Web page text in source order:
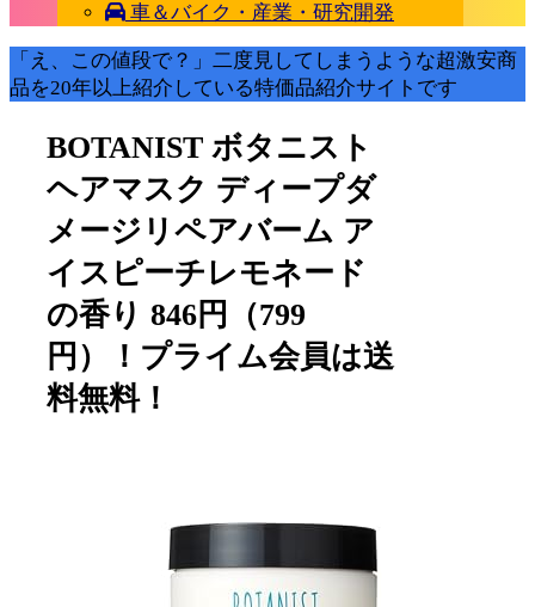
車＆バイク・産業・研究開発
「え、この値段で？」二度見してしまうような超激安商
品を20年以上紹介している特価品紹介サイトです
BOTANIST ボタニスト
ヘアマスク ディープダ
メージリペアバーム ア
イスピーチレモネード
の香り 846円（799
円）！プライム会員は送
料無料！